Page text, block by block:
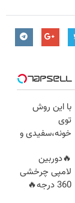
با این روش
توی
خونه،سفیدی و
برگردون
(40%off)
🔥دوربین
لامپی چرخشی
360 درجه🔥